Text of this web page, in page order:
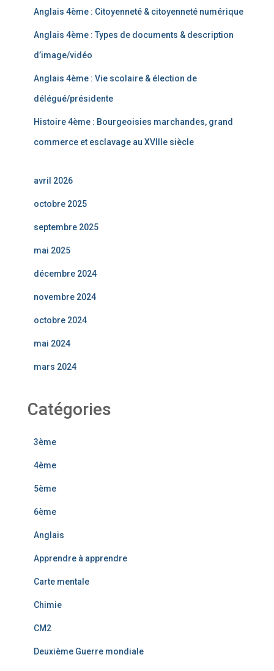
Anglais 4ème : Citoyenneté & citoyenneté numérique
Anglais 4ème : Types de documents & description
d’image/vidéo
Anglais 4ème : Vie scolaire & élection de
délégué/présidente
Histoire 4ème : Bourgeoisies marchandes, grand
commerce et esclavage au XVIIIe siècle
avril 2026
octobre 2025
septembre 2025
mai 2025
décembre 2024
novembre 2024
octobre 2024
mai 2024
mars 2024
Catégories
3ème
4ème
5ème
6ème
Anglais
Apprendre à apprendre
Carte mentale
Chimie
CM2
Deuxième Guerre mondiale